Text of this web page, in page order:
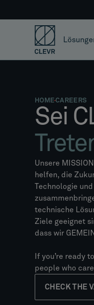
HOMECAREERS
Sei
Unsere
helfen, die
Technologie
technische
Ziele geeignet
dass wir
If you’re ready
people who
CHECK THE